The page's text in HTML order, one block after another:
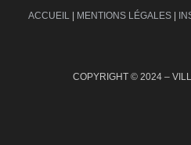
ACCUEIL | MENTIONS LÉGALES |
COPYRIGHT © 2024 –